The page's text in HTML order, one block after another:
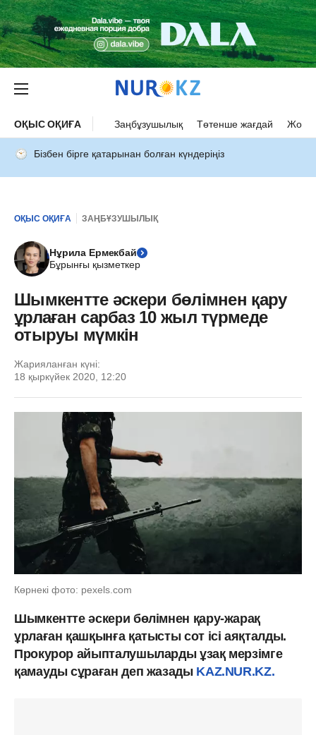
ОҚЫС ОҚИҒА Заңбұзушылық Төтенше жағдай Жол
Бізбен бірге қатарынан болған күндеріңіз
ОҚЫС ОҚИҒА ЗАҢБҰЗУШЫЛЫҚ
Нұрила Ермекбай
Бұрынғы қызметкер
Шымкентте әскери бөлімнен қару
ұрлаған сарбаз 10 жыл түрмеде
отыруы мүмкін
Жарияланған күні:
18 қыркүйек 2020, 12:20
Көрнекі фото: pexels.com
Шымкентте әскери бөлімнен қару-жарақ
ұрлаған қашқынға қатысты сот ісі аяқталды.
Прокурор айыпталушыларды ұзақ мерзімге
қамауды сұраған деп жазады KAZ.NUR.KZ.